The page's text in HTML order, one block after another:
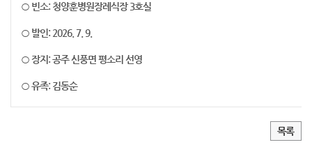
○ 빈소: 청양훈병원장례식장 3호실
○ 발인: 2026. 7. 9.
○ 장지: 공주 신풍면 평소리 선영
○ 유족: 김동순
목록